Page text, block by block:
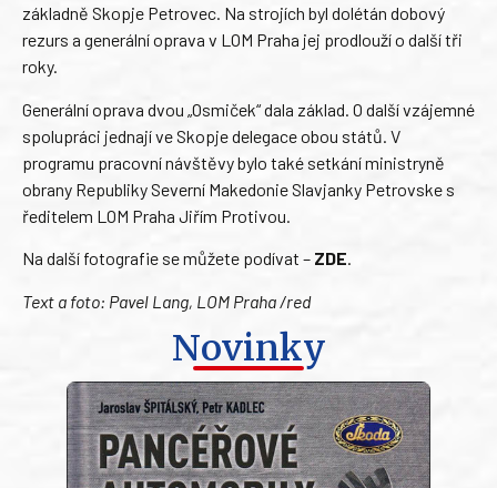
základně Skopje Petrovec. Na strojích byl dolétán dobový
rezurs a generální oprava v LOM Praha jej prodlouží o další tři
roky.
Generální oprava dvou „Osmiček“ dala základ. O další vzájemné
spolupráci jednají ve Skopje delegace obou států. V
programu pracovní návštěvy bylo také setkání ministryně
obrany Republiky Severní Makedonie Slavjanky Petrovske s
ředitelem LOM Praha Jiřím Protivou.
Na další fotografie se můžete podívat – ZDE.
Text a foto: Pavel Lang, LOM Praha /red
Novinky